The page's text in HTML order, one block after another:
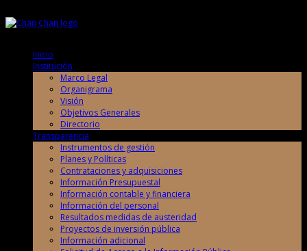
Inicio
Institución
Marco Legal
Organigrama
Visión
Objetivos Generales
Directorio
Transparencia
Instrumentos de gestión
Planes y Políticas
Contrataciones y adquisiciones
Información Presupuestal
Información contable y financiera
Información del personal
Resultados medidas de austeridad
Proyectos de inversión pública
Información adicional